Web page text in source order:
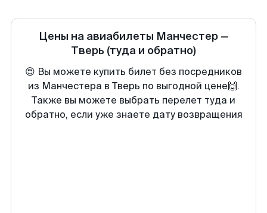
Цены на авиабилеты Манчестер—
Тверь (туда и обратно)
😍 Вы можете купить билет без посредников
из Манчестера в Тверь по выгодной цене🙌.
Также вы можете выбрать перелет туда и
обратно, если уже знаете дату возвращения